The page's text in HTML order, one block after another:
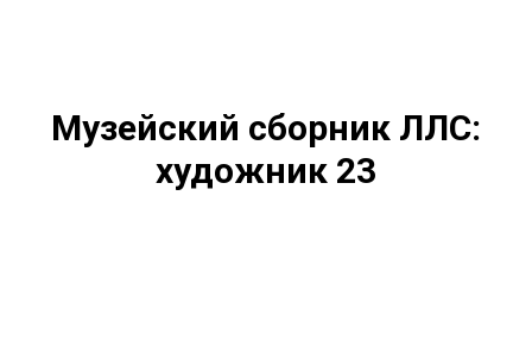
Музейский сборник ЛЛС:
художник 23